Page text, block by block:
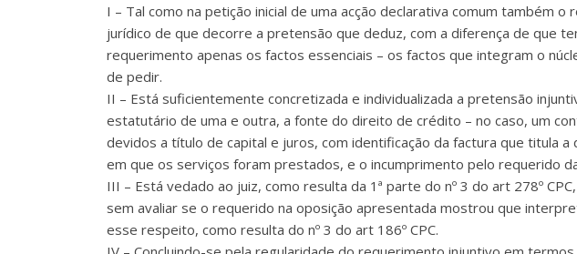
I – Tal como na petição inicial de uma acção declarativa comum também
jurídico de que decorre a pretensão que deduz, com a diferença de que
requerimento apenas os factos essenciais – os factos que integram o
de pedir.
II – Está suficientemente concretizada e individualizada a pretensão
estatutário de uma e outra, a fonte do direito de crédito – no caso, um
devidos a título de capital e juros, com identificação da factura que titula
em que os serviços foram prestados, e o incumprimento pelo requerido
III – Está vedado ao juiz, como resulta da 1ª parte do nº 3 do art 278º
sem avaliar se o requerido na oposição apresentada mostrou que
esse respeito, como resulta do nº 3 do art 186º CPC.